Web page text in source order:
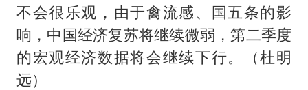
不会很乐观，由于禽流感、国五条的影
响，中国经济复苏将继续微弱，第二季度
的宏观经济数据将会继续下行。（杜明
远）